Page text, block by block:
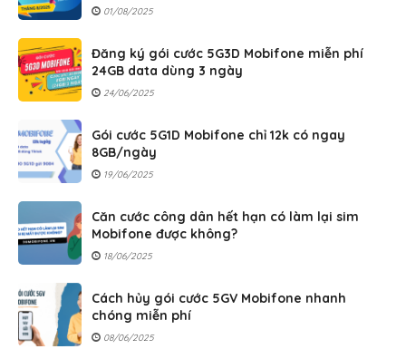
01/08/2025
Đăng ký gói cước 5G3D Mobifone miễn phí
24GB data dùng 3 ngày
24/06/2025
Gói cước 5G1D Mobifone chỉ 12k có ngay
8GB/ngày
19/06/2025
Căn cước công dân hết hạn có làm lại sim
Mobifone được không?
18/06/2025
Cách hủy gói cước 5GV Mobifone nhanh
chóng miễn phí
08/06/2025